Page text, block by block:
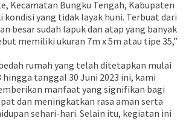
Kecamatan Bungku Tengah, Kabupaten
yang tidak layak huni. Terbuat dari
besar sudah lapuk dan atap yang banyak
memiliki ukuran 7m x 5m atau tipe 35,”
rumah yang telah ditetapkan mulai
hingga tanggal 30 Juni 2023 ini, kami
manfaat yang signifikan bagi
dan meningkatkan rasa aman serta
sehari-hari. Selain itu, kegiatan ini